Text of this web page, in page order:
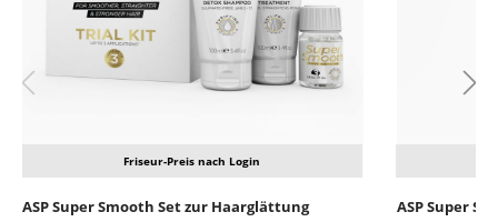
Friseur-Preis nach Login
ASP Super Smooth Set zur Haarglättung ASP Super